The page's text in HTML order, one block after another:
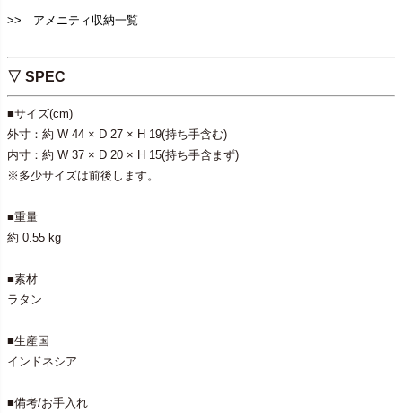
>> アメニティ収納一覧
▽ SPEC
■サイズ(cm)
外寸：約 W 44 × D 27 × H 19(持ち手含む)
内寸：約 W 37 × D 20 × H 15(持ち手含まず)
※多少サイズは前後します。
■重量
約 0.55 kg
■素材
ラタン
■生産国
インドネシア
■備考/お手入れ